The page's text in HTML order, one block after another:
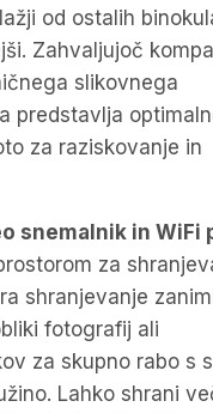
od ostalih
Zahvaljujoč
slikovnega
predstavlja
za raziskovanje in
snemalnik in WiFi
za
shranjevanje
fotografij ali
za skupno rabo s
Lahko shrani